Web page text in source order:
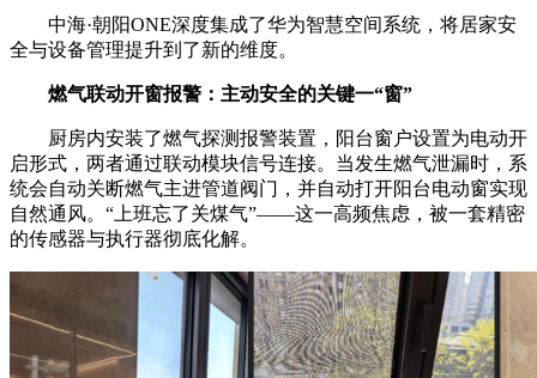
中海·朝阳ONE深度集成了华为智慧空间系统，将居家安
全与设备管理提升到了新的维度。
燃气联动开窗报警：主动安全的关键一“窗”
厨房内安装了燃气探测报警装置，阳台窗户设置为电动开
启形式，两者通过联动模块信号连接。当发生燃气泄漏时，系
统会自动关断燃气主进管道阀门，并自动打开阳台电动窗实现
自然通风。“上班忘了关煤气”——这一高频焦虑，被一套精密
的传感器与执行器彻底化解。